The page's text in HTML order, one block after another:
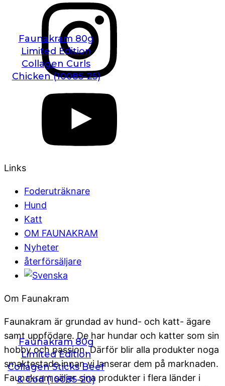
Faunakram 80g
Limited Edition
Collagen Curls
Chicken (10085-25)
Faunakram 80g
Limited Edition
Collagen Sticks Beef
& Cod (10085-20)
Links
Foderuträknare
Hund
Katt
OM FAUNAKRAM
Nyheter
återförsäljare
Om Faunakram
Faunakram är grundad av hund- och katt- ägare
samt uppfödare. De har hundar och katter som sin
hobby och passion. Därför blir alla produkter noga
smaktestade innan vi lanserar dem på marknaden.
Faunakram säljer sina produkter i flera länder i